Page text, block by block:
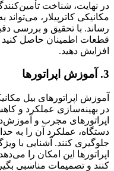
شناخت تأمین‌کنندگان
می‌تواند به شما در
و بررسی دقیق،
حاصل کنید و در نتیجه
بیل مکانیکی
عملکرد و کاهش
مجرب و آموزش‌دیده می‌توانند
آن را به حداکثر
آشنایی با ویژگی‌ها و
این امکان را می‌دهد که در
مناسبی بگیرند.